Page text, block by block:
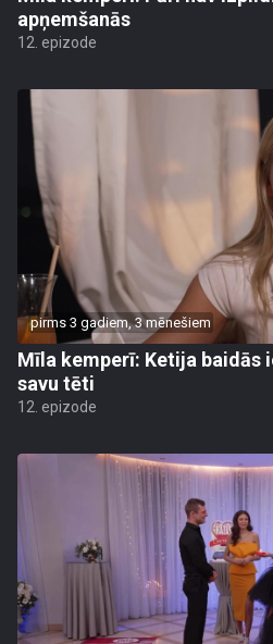
apņemšanās
12. epizode
pirms 3 gadiem, 3 mēnešiem
Mīla kemperī: Ketija baidās
savu tēti
12. epizode